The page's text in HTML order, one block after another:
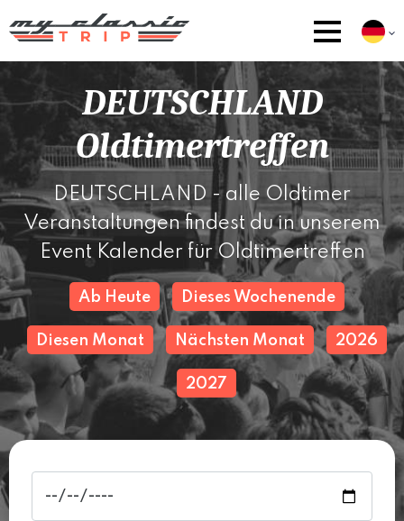
DEUTSCHLAND
Oldtimertreffen
DEUTSCHLAND - alle Oldtimer
Veranstaltungen findest du in unserem
Event Kalender für Oldtimertreffen
Ab Heute Dieses Wochenende
Diesen Monat Nächsten Monat 2026
2027